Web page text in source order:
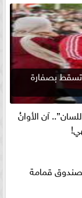
تسقط بصفارة
آن الأوانُ
صندوق قمامة